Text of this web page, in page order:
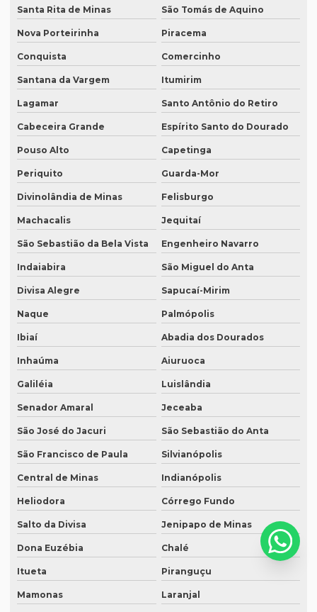
Serviço de degravação em espanhol
Serviço de intérprete inglês espanhol
Serviço de intérpretes de idiomas
Serviço de legendagem
Serviço de legendagem de vídeos
Serviço de revisão de artigos científicos
Serviço de revisão gramatical profissional
Serviço de revisão ortográfica
Serviço de revisão de teses e dissertações
Serviço de revisão de textos em alemão
Serviço de revisão de textos em árabe
Serviço de revisão de textos em coreano
Serviço de revisão de textos em japonês
Serviço de revisão de textos jurídicos
Serviço de revisão de textos em mandarim
Serviço de tradução
Serviço tradução alemão
Serviço de tradução de áudio
Serviço de tradução campinas
Serviço de tradução certificada
Serviço de tradução de curriculum profissional
Serviço de tradução de documentos
Santa Rita de Minas São Tomás de Aquino
Nova Porteirinha Piracema
Conquista Comercinho
Santana da Vargem Itumirim
Lagamar Santo Antônio do Retiro
Cabeceira Grande Espírito Santo do Dourado
Pouso Alto Capetinga
Periquito Guarda-Mor
Divinolândia de Minas Felisburgo
Machacalis Jequitaí
São Sebastião da Bela Vista Engenheiro Navarro
Indaiabira São Miguel do Anta
Divisa Alegre Sapucaí-Mirim
Naque Palmópolis
Ibiaí Abadia dos Dourados
Inhaúma Aiuruoca
Galiléia Luislândia
Senador Amaral Jeceaba
São José do Jacuri São Sebastião do Anta
São Francisco de Paula Silvianópolis
Central de Minas Indianópolis
Heliodora Córrego Fundo
Salto da Divisa Jenipapo de Minas
Dona Euzébia Chalé
Itueta Piranguçu
Mamonas Laranjal